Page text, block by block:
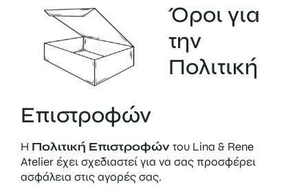
Όροι για
την
Πολιτική
Επιστροφών
Η Πολιτική Επιστροφώντου Lina & Rene
Atelier έχει σχεδιαστεί για να σας προσφέρει
ασφάλεια στις αγορές σας.